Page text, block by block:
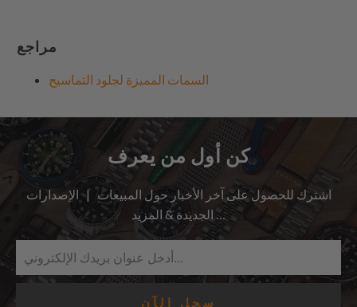
مراجع
السمات المميزة لجلود التماسيح
كن أول من يعرف
اشترك للحصول على آخر الأخبار حول المبيعات | الإصدارات
الجديدة & المزيد …